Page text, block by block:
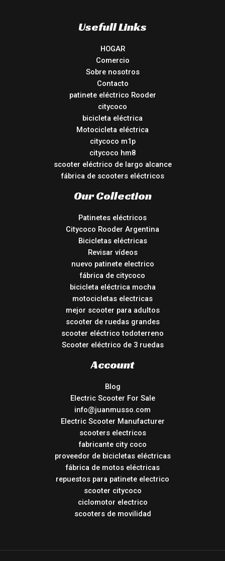
Usefull Links
HOGAR
Comercio
Sobre nosotros
Contacto
patinete eléctrico Rooder
citycoco
bicicleta eléctrica
Motocicleta eléctrica
citycoco m1p
citycoco hm8
scooter eléctrico de largo alcance
fábrica de scooters eléctricos
Our Collection
Patinetes eléctricos
Citycoco Rooder Argentina
Bicicletas eléctricas
Revisar vídeos
nuevo patinete electrico
fábrica de citycoco
bicicleta eléctrica mocha
motocicletas electricas
mejor scooter para adultos
scooter de ruedas grandes
scooter eléctrico todoterreno
Scooter eléctrico de 3 ruedas
Account
Blog
Electric Scooter For Sale
info@juanmusso.com
Electric Scooter Manufacturer
scooters electricos
fabricante city coco
proveedor de bicicletas eléctricas
fábrica de motos eléctricas
repuestos para patinete electrico
scooter citycoco
ciclomotor electrico
scooters de movilidad